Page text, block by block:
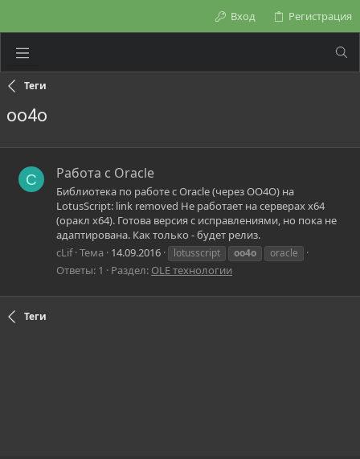
Вход Регистрация
Теги
oo4o
C Работа с Oracle
Библиотека по работе с Oracle (через OO4O) на
LotusScript: link removed Не работает на серверах x64
(оракл х64). Готова версия с исправлениями, но пока не
адаптирована. Как только - будет релиз.
cLif Тема 14.09.2016 lotusscript oo4o oracle
Ответы: 1 Раздел: OLE технологии
Теги